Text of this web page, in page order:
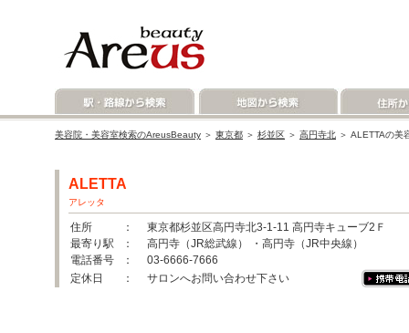
美容院・美容室検索のAreusBeauty ＞ 東京都 ＞ 杉並区 ＞ 高円寺北 ＞ ALETTAの美
ALETTA
アレッタ
住所
： 東京都杉並区高円寺北3-1-11 高円寺キューブ2Ｆ
最寄り駅
： 高円寺（JR総武線） ・高円寺（JR中央線）
電話番号
： 03-6666-7666
定休日
： サロンへお問い合わせ下さい